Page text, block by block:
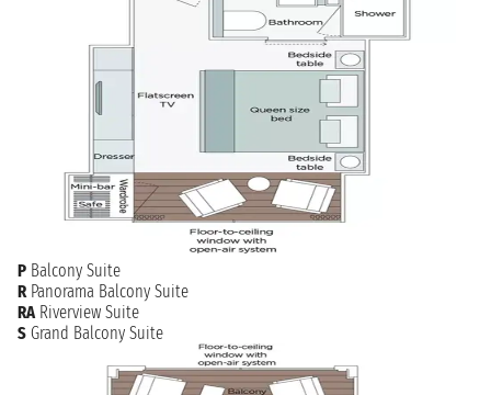
P Balcony Suite
R Panorama Balcony Suite
RA Riverview Suite
S Grand Balcony Suite